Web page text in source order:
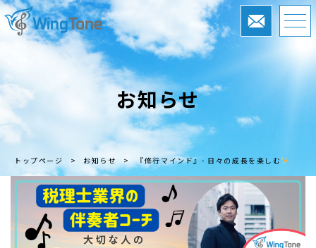
お知らせ
トップページ > お知らせ > 『修行マインド』- 日々の成長を楽しむ